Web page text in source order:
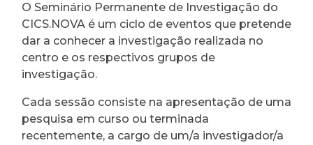
O Seminário Permanente de Investigação do
CICS.NOVA é um ciclo de eventos que pretende
dar a conhecer a investigação realizada no
centro e os respectivos grupos de
investigação.
Cada sessão consiste na apresentação de uma
pesquisa em curso ou terminada
recentemente, a cargo de um/a investigador/a